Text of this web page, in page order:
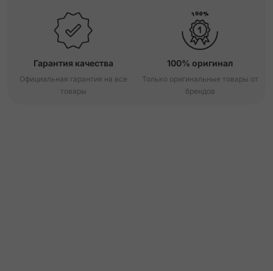
Гарантия качества
Официальная гарантия на все
товары
100% оригинал
Только оригинальные товары от
брендов